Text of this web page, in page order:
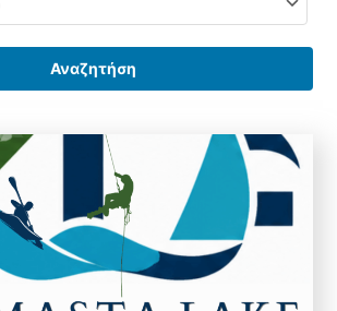
Αναζητήση